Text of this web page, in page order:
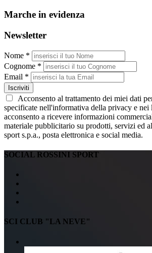
Marche in evidenza
Newsletter
Nome *
Cognome *
Email *
Iscriviti
Acconsento al trattamento dei miei dati
specificate nell'informativa della privacy e nei
acconsento a ricevere informazioni
materiale pubblicitario su prodotti, servizi ed
sport s.p.a., posta elettronica e social media.
SOCIAL ROSSINI SPORT
SCI CLUB "LA NEVE"